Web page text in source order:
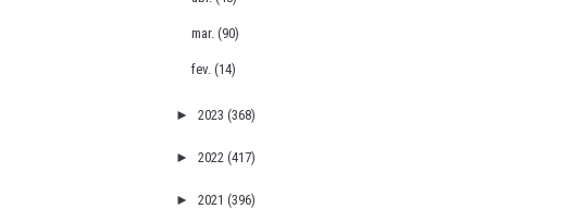
mar.(90)
fev.(14)
► 2023 (368)
► 2022 (417)
► 2021 (396)